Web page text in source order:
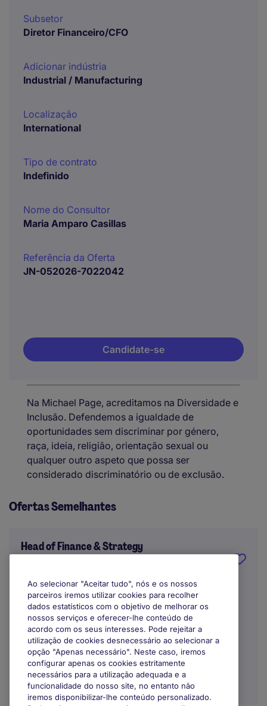
Subsetor
Diretor Financeiro/CFO
Adicionar indústria
Industrial / Manufacturing
Localização
International
Tipo de contrato
Indefinido
Nome do Consultor
Maria Amparo Casillas
Referência da Oferta
JN-052026-7022042
Candidate-se
Na Michael Page, acreditamos na Diversidade e
Inclusão. Defendemos a igualdade de
oportunidades sem discriminar por género,
raça, ideia, religião, orientação sexual ou
qualquer outro aspeto que possa ser
considerado discriminatório ou de exclusão.
Ofertas Semelhantes
Head of Finance & Strategy
Lisboa
Indefinido
Trabalho Remoto / Híbrido
Ao selecionar "Aceitar tudo", nós e os nossos
parceiros iremos utilizar cookies para recolher
dados estatísticos com o objetivo de melhorar os
nossos serviços e oferecer-lhe conteúdo de
acordo com os seus interesses. Pode rejeitar a
utilização de cookies desnecessário ao selecionar a
opção "Apenas necessário". Neste caso, iremos
configurar apenas os cookies estritamente
necessários para a utilização adequada e a
funcionalidade do nosso site, no entanto não
iremos disponibilizar-lhe conteúdo personalizado.